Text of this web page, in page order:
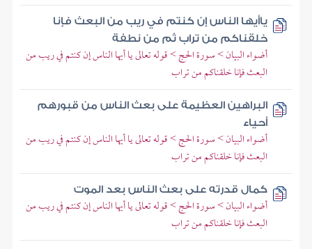
ياأيها الناس إن كنتم في ريب من البعث فإنا
خلقناكم من تراب ثم من نطفة
أضواء البيان > سورة الحج > قوله تعالى يا أيها الناس إن كنتم في ريب من
البعث فإنا خلقناكم من تراب
البراهين العظيمة على بعث الناس من قبورهم
أحياء
أضواء البيان > سورة الحج > قوله تعالى يا أيها الناس إن كنتم في ريب من
البعث فإنا خلقناكم من تراب
كمال قدرته على بعث الناس بعد الموت
أضواء البيان > سورة الحج > قوله تعالى يا أيها الناس إن كنتم في ريب من
البعث فإنا خلقناكم من تراب